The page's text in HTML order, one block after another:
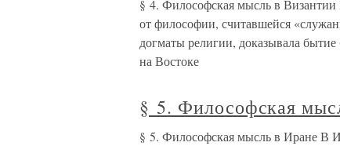
§ 4. Философская мысль в Византии
от философии, считавшейся
догматы религии, доказывала
на Востоке
§ 5. Философская
§ 5. Философская мысль в Иране В